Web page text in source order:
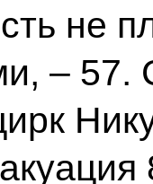
не
– 57.